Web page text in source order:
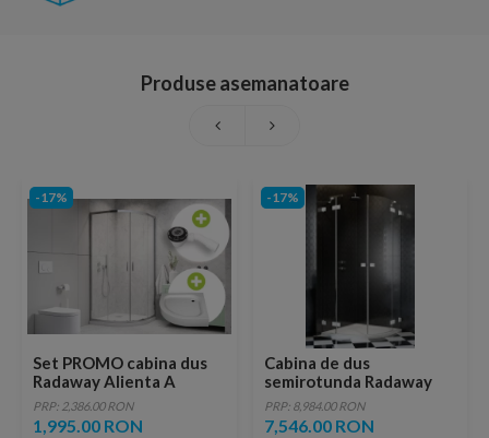
Produse asemanatoare
-17%
Set PROMO cabina dus
Radaway Alienta A
80x80xH190 cm, sifon si
cadita Tinos A Compact
PRP: 2,386.00 RON
1,995.00 RON
-17%
Cabina de dus
semirotunda Radaway
Essenza Pro White PDD
90x90xH200 cm
PRP: 8,984.00 RON
7,546.00 RON